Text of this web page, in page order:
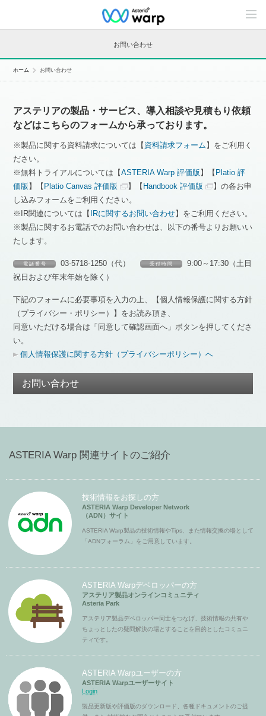
C
n
n
お問い合わせ
ホーム お問い合わせ
アステリアの製品・サービス、導入相談や見積もり依頼
などはこちらのフォームから承っております。
※製品に関する資料請求については【 資料請求フォーム 】をご利用く
ださい。
※無料トライアルについては【ASTERIA Warp 評価版 】【 Platio 評
価版 】【 Platio Canvas 評価版 】【 Handbook 評価版
】の各お申
し込みフォームをご利用ください。
※IR関連については【 IRに関するお問い合わせ】をご利用ください。
※製品に関するお電話でのお問い合わせは、以下の番号よりお願いい
たします。
電 話 番 号 03-5718-1250（代） 受 付 時 間
9:00～17:30（土日
祝日および年末年始を除く）
下記のフォームに必要事項を入力の上、【個人情報保護に関する方針
（プライバシー・ポリシー）】をお読み頂き、
同意いただける場合は「同意して確認画面へ」ボタンを押してくださ
い。
個人情報保護に関する方針（プライバシーポリシー）へ
お問い合わせ
ASTERIA Warp 関連サイトのご紹介
技術情報をお探しの方
ASTERIA Warp Developer Network
（ADN）サイト
ASTERIA Warp製品の技術情報やTips、また情報交換の場として
「ADNフォーラム」をご用意しています。
ASTERIA Warpデベロッパーの方
アステリア製品オンラインコミュニティ
Asteria Park
アステリア製品デベロッパー同士をつなげ、技術情報の共有や
ちょっとしたの疑問解決の場とすることを目的としたコミュニ
ティです。
ASTERIA Warpユーザーの方
ASTERIA Warpユーザーサイト
Login
製品更新版や評価版のダウンロード、各種ドキュメントのご提